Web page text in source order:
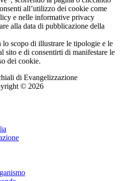
all’utilizzo dei cookie come
e nelle informative privacy
alla data di pubblicazione della
scopo di illustrare le tipologie e le
sito e di consentirti di manifestare le
dei cookie.
di Evangelizzazione
© 2026